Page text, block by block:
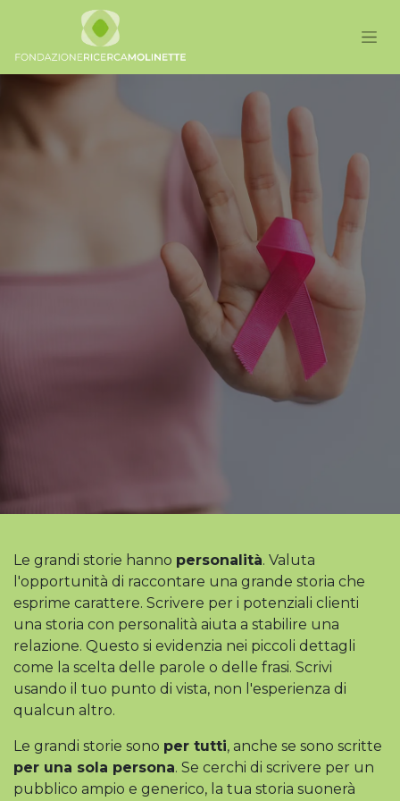
Le grandi storie hanno personalità. Valuta
l'opportunità di raccontare una grande storia che
esprime carattere. Scrivere per i potenziali clienti
una storia con personalità aiuta a stabilire una
relazione. Questo si evidenzia nei piccoli dettagli
come la scelta delle parole o delle frasi. Scrivi
usando il tuo punto di vista, non l'esperienza di
qualcun altro.
Le grandi storie sono per tutti, anche se sono scritte
per una sola persona. Se cerchi di scrivere per un
pubblico ampio e generico, la tua storia suonerà